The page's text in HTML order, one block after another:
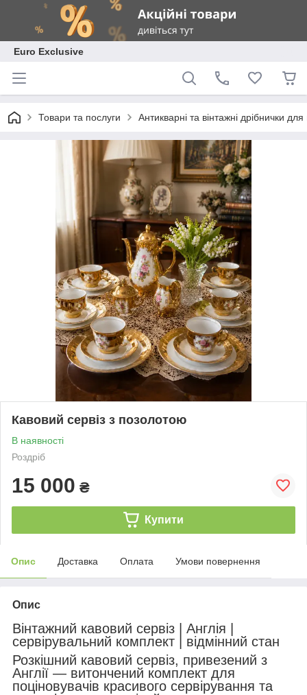
Euro Exclusive
Товари та послуги Антикварні та вінтажні дрібнички
Кавовий сервіз з позолотою
В наявності
Роздріб
15 000 ₴
Купити
Опис Доставка Оплата Умови повернення
Опис
Вінтажний кавовий сервіз | Англія |
сервірувальний комплект | відмінний стан
Розкішний кавовий сервіз, привезений з
Англії — витончений комплект для
поціновувачів красивого сервірування та